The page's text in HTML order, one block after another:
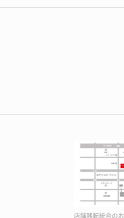
ビサージ・ジェニュイン閉店